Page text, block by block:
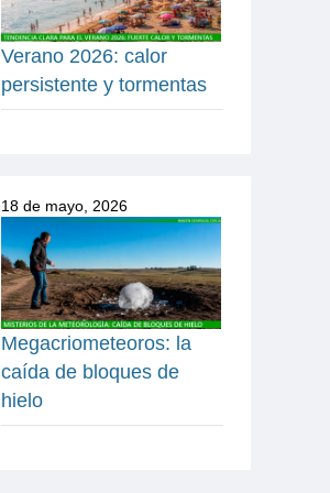
Verano 2026: calor
persistente y tormentas
18 de mayo, 2026
Megacriometeoros: la
caída de bloques de
hielo